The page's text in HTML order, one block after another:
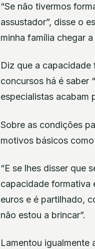
“Se não tivermos
assustador”, disse o
minha família chegar
Diz que a capacidade
concursos há é saber
especialistas acabam
Sobre as condições
motivos básicos como
“E se lhes disser que
capacidade formativa
euros e é partilhado,
não estou a brincar”.
Lamentou igualmente